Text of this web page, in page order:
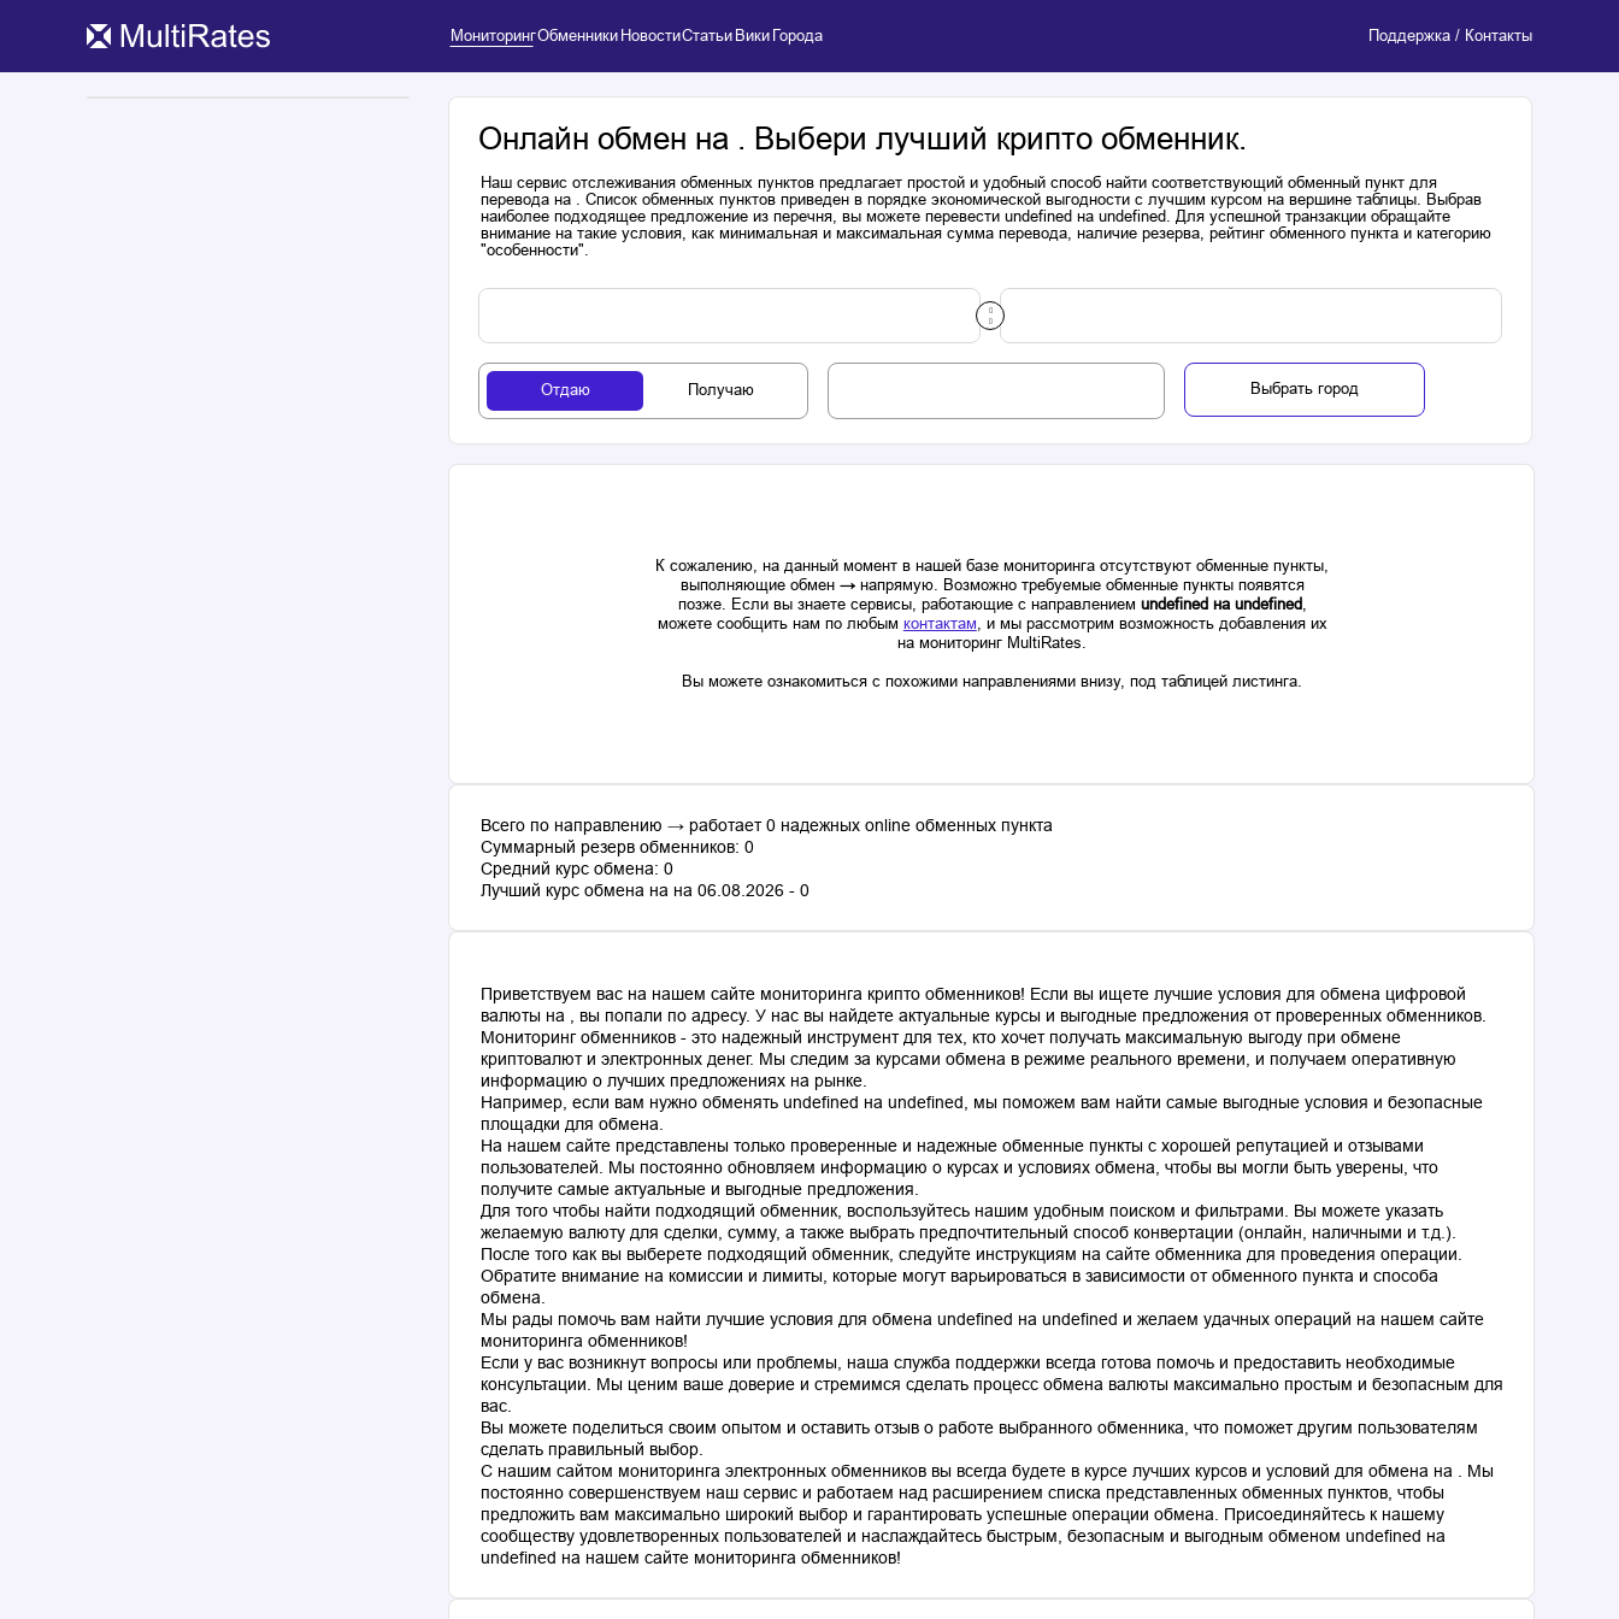
МониторингОбменники НовостиСтатьи Вики Города Поддержка / Контакты
Онлайн обмен на . Выбери лучший крипто обменник.
Наш сервис отслеживания обменных пунктов предлагает простой и удобный способ найти соответствующий обменный пункт для
перевода на . Список обменных пунктов приведен в порядке экономической выгодности с лучшим курсом на вершине таблицы. Выбрав
наиболее подходящее предложение из перечня, вы можете перевести undefined на undefined. Для успешной транзакции обращайте
внимание на такие условия, как минимальная и максимальная сумма перевода, наличие резерва, рейтинг обменного пункта и категорию
"особенности".
Отдаю Получаю Выбрать город
К сожалению, на данный момент в нашей базе мониторинга отсутствуют обменные пункты,
выполняющие обмен → напрямую. Возможно требуемые обменные пункты появятся
позже. Если вы знаете сервисы, работающие с направлением undefined на undefined,
можете сообщить нам по любым контактам, и мы рассмотрим возможность добавления их
на мониторинг MultiRates.
Вы можете ознакомиться с похожими направлениями внизу, под таблицей листинга.
Всего по направлению → работает 0 надежных online обменных пункта
Суммарный резерв обменников: 0
Средний курс обмена: 0
Лучший курс обмена на на 06.08.2026 - 0
Приветствуем вас на нашем сайте мониторинга крипто обменников! Если вы ищете лучшие условия для обмена цифровой
валюты на , вы попали по адресу. У нас вы найдете актуальные курсы и выгодные предложения от проверенных обменников.
Мониторинг обменников - это надежный инструмент для тех, кто хочет получать максимальную выгоду при обмене
криптовалют и электронных денег. Мы следим за курсами обмена в режиме реального времени, и получаем оперативную
информацию о лучших предложениях на рынке.
Например, если вам нужно обменять undefined на undefined, мы поможем вам найти самые выгодные условия и безопасные
площадки для обмена.
На нашем сайте представлены только проверенные и надежные обменные пункты с хорошей репутацией и отзывами
пользователей. Мы постоянно обновляем информацию о курсах и условиях обмена, чтобы вы могли быть уверены, что
получите самые актуальные и выгодные предложения.
Для того чтобы найти подходящий обменник, воспользуйтесь нашим удобным поиском и фильтрами. Вы можете указать
желаемую валюту для сделки, сумму, а также выбрать предпочтительный способ конвертации (онлайн, наличными и т.д.).
После того как вы выберете подходящий обменник, следуйте инструкциям на сайте обменника для проведения операции.
Обратите внимание на комиссии и лимиты, которые могут варьироваться в зависимости от обменного пункта и способа
обмена.
Мы рады помочь вам найти лучшие условия для обмена undefined на undefined и желаем удачных операций на нашем сайте
мониторинга обменников!
Если у вас возникнут вопросы или проблемы, наша служба поддержки всегда готова помочь и предоставить необходимые
консультации. Мы ценим ваше доверие и стремимся сделать процесс обмена валюты максимально простым и безопасным для
вас.
Вы можете поделиться своим опытом и оставить отзыв о работе выбранного обменника, что поможет другим пользователям
сделать правильный выбор.
С нашим сайтом мониторинга электронных обменников вы всегда будете в курсе лучших курсов и условий для обмена на . Мы
постоянно совершенствуем наш сервис и работаем над расширением списка представленных обменных пунктов, чтобы
предложить вам максимально широкий выбор и гарантировать успешные операции обмена. Присоединяйтесь к нашему
сообществу удовлетворенных пользователей и наслаждайтесь быстрым, безопасным и выгодным обменом undefined на